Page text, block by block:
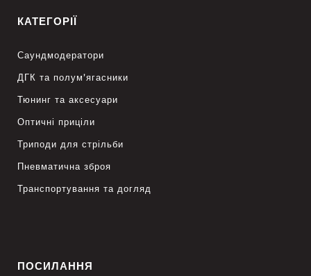
КАТЕГОРІЇ
Саундмодератори
ДГК та полум’ягасники
Тюнинг та аксесуари
Оптичні приціли
Триподи для стрільби
Пневматична зброя
Транспортування та догляд
ПОСИЛАННЯ